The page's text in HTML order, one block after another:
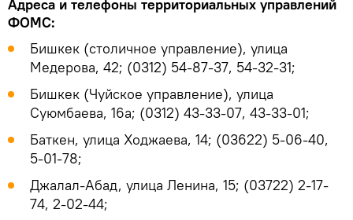
Адреса и телефоны территориальных управлений
ФОМС:
Бишкек (столичное управление), улица
Медерова, 42; (0312) 54-87-37, 54-32-31;
Бишкек (Чуйское управление), улица
Суюмбаева, 16а; (0312) 43-33-07, 43-33-01;
Баткен, улица Ходжаева, 14; (03622) 5-06-40,
5-01-78;
Джалал-Абад, улица Ленина, 15; (03722) 2-17-
74, 2-02-44;